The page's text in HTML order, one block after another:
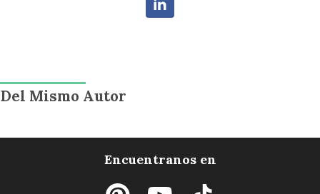
Del Mismo Autor
Encuentranos en